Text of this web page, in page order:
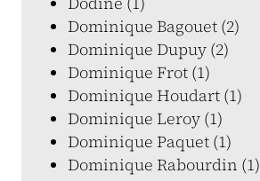
Dominique Bagouet (2)
Dominique Dupuy (2)
Dominique Frot (1)
Dominique Houdart (1)
Dominique Leroy (1)
Dominique Paquet (1)
Dominique Rabourdin (1)